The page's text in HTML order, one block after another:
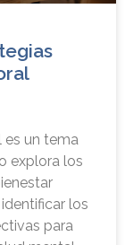
es un tema
explora los
los
para